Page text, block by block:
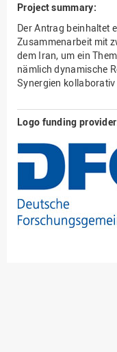
Project summary:
Der Antrag beinhaltet
Zusammenarbeit mit
dem Iran, um ein
nämlich dynamische
Synergien
Logo funding